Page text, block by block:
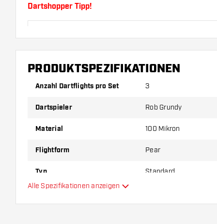
Dartshopper Tipp!
Probieren Sie eine andere Form, ein anderes
Dicke der Flights aus, um herauszufinden, welche
PRODUKTSPEZIFIKATIONEN
Anzahl Dartflights pro Set 3
Dartspieler Rob Grundy
Material 100 Mikron
Flightform Pear
Typ Standard
Alle Spezifikationen anzeigen